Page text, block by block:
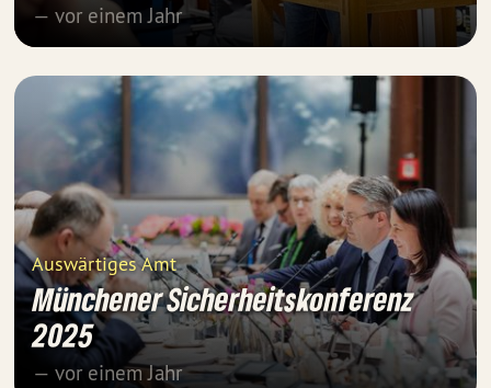
— vor einem Jahr
Auswärtiges Amt
Münchener Sicherheitskonferenz
2025
— vor einem Jahr